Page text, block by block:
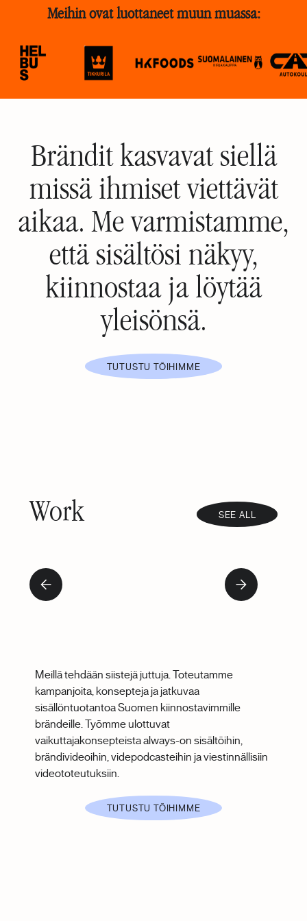
Meihin ovat luottaneet muun muassa:
Brändit kasvavat siellä
missä ihmiset viettävät
aikaa. Me varmistamme,
että sisältösi näkyy,
kiinnostaa ja löytää
yleisönsä.
TUTUSTU TÖIHIMME
Work SEE ALL
Slide 2 of 3.
Meillä tehdään siistejä juttuja. Toteutamme
kampanjoita, konsepteja ja jatkuvaa
sisällöntuotantoa Suomen kiinnostavimmille
brändeille. Työmme ulottuvat
vaikuttajakonsepteista always-on sisältöihin,
brändivideoihin, videpodcasteihin ja viestinnällisiin
videototeutuksiin.
TUTUSTU TÖIHIMME